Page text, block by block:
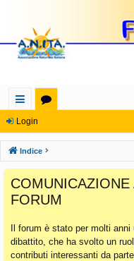
oll
eg
a
m
en
ti
Ra
u
m
Login
Indice
FORUM
Il forum è stato per molti
dibattito, che ha svolto un
contributi interessanti da